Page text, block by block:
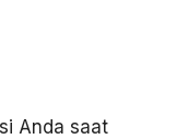
Anda saat